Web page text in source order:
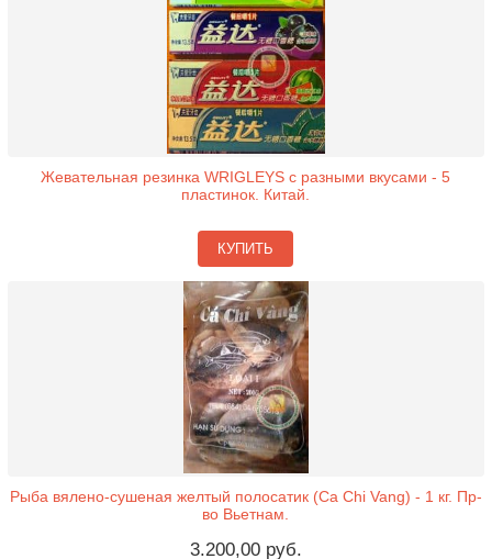
Жевательная резинка WRIGLEYS с разными вкусами - 5
пластинок. Китай.
КУПИТЬ
Рыба вялено-сушеная желтый полосатик (Ca Chi Vang) - 1 кг. Пр-
во Вьетнам.
3.200,00 руб.